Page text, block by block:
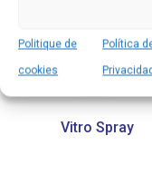
Politique de
cookies
Política
Privacidad
Vitro Spray